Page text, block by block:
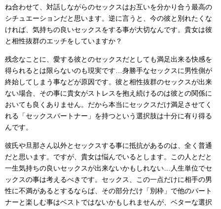
ね合わせて、対話しながらのセックスはお互いを分かり合う最高の
シチュエーションだと思います。逆に言うと、今の彼と別れたくな
ければ、気持ちの良いセックスをする事が大切なんです。貴女は彼
と相性抜群のエッチをしていますか？
残念なことに、愛する彼とのセックスだとしても満足出来る快感を
得られるとは限らないのも現実です…身勝手なセックスに男性側が
終始してしまう事などが原因です。彼と相性抜群のセックスが出来
ない場合、その事に貴女がストレスを抱え続けるのは彼との関係に
おいても良くありません。だから本当にセックスだけ満足させてく
れる「セックスパートナー」を持つという選択肢は十分に有り得る
んです。
彼氏や旦那さん以外とセックスする事に抵抗があるのは、全く普通
だと思います。ですが、貴女は悩んでいるとします。この人とだと
一生気持ちの良いセックスが出来ないかもしれない…人生単位でセ
ックスの事は考えるべきです。セックス、この一点だけに相手の男
性に不満があるとするならば、その部分だけ「別枠」で他のパート
ナーと楽しむ事はベストではないかもしれませんが、ベターな選択